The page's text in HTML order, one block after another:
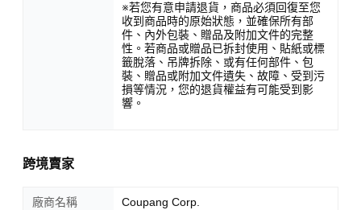
※若您有意申請退貨，商品必須回復至您
收到商品時的原始狀態，並確保所有部
件、內外包裝、贈品及附加文件的完整
性。若商品或贈品已拆封使用、貼紙或標
籤脫落、吊牌拆除、或有任何部件、包
裝、贈品或附加文件遺失、故障、受到污
損等情況，您的退貨權益有可能受到影
響。
跨境賣家
廠商名稱 Coupang Corp.